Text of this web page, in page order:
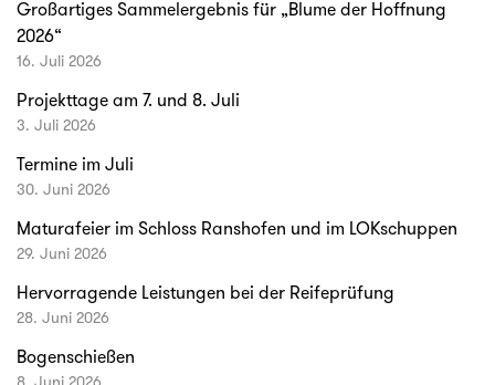
Großartiges Sammelergebnis für „Blume der Hoffnung
2026“
16. Juli 2026
Projekttage am 7. und 8. Juli
3. Juli 2026
Termine im Juli
30. Juni 2026
Maturafeier im Schloss Ranshofen und im LOKschuppen
29. Juni 2026
Hervorragende Leistungen bei der Reifeprüfung
28. Juni 2026
Bogenschießen